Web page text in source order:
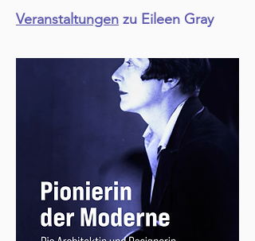
Veranstaltungen zu Eileen Gray